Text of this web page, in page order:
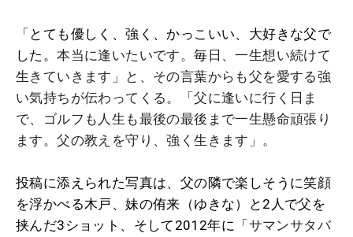
「とても優しく、強く、かっこいい、大好きな父で
した。本当に逢いたいです。毎日、一生想い続けて
生きていきます」と、その言葉からも父を愛する強
い気持ちが伝わってくる。「父に逢いに行く日ま
で、ゴルフも人生も最後の最後まで一生懸命頑張り
ます。父の教えを守り、強く生きます」。
投稿に添えられた写真は、父の隣で楽しそうに笑顔
を浮かべる木戸、妹の侑来（ゆきな）と2人で父を
挟んだ3ショット、そして2012年に「サマンサタバ